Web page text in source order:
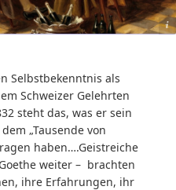
© Goethe Gesellschaft Berlin e.V.
Selbstbekenntnis als
Schweizer Gelehrten
steht das, was er sein
„Tausende von
haben….Geistreiche
weiter – brachten
ihre Erfahrungen, ihr